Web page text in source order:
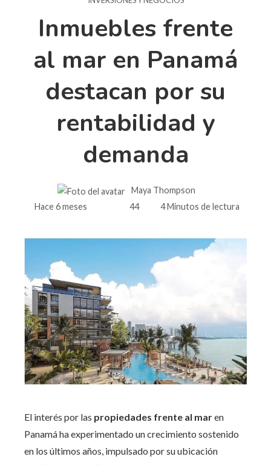
Inmuebles frente
al mar en Panamá
destacan por su
rentabilidad y
demanda
Maya Thompson
Hace 6 meses
44 4 Minutos de lectura
El interés por las propiedades frente al maren
Panamá ha experimentado un crecimiento sostenido
en los últimos años, impulsado por su ubicación